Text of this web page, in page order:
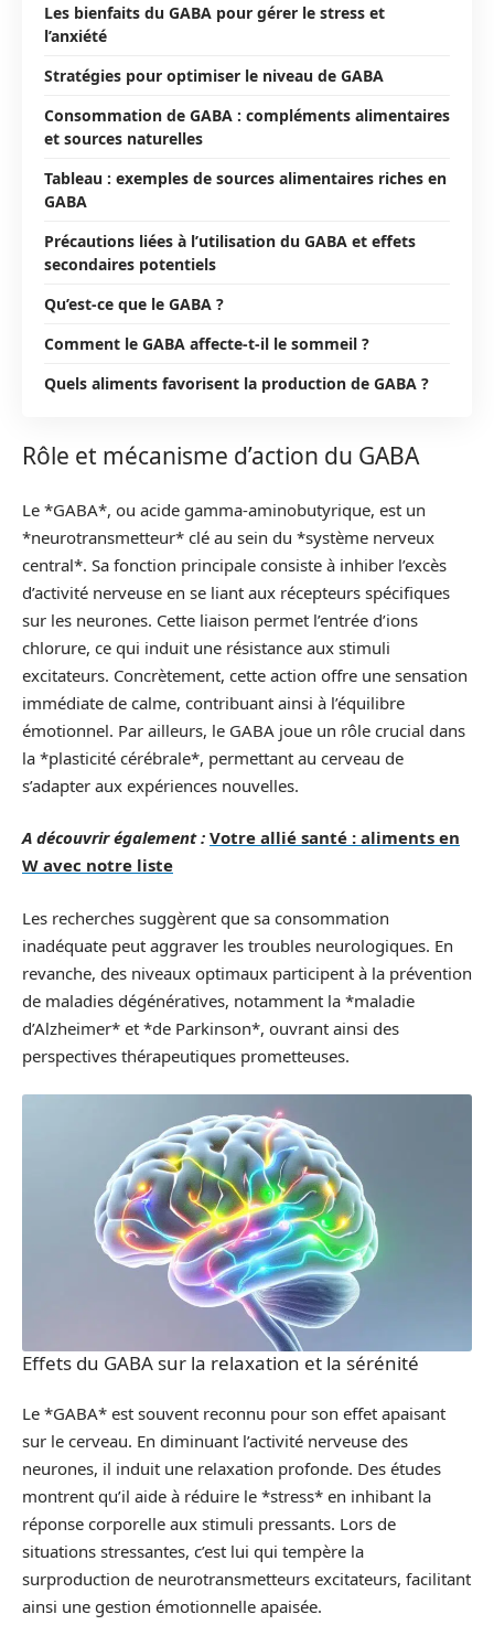
Les bienfaits du GABA pour gérer le stress et
l’anxiété
Stratégies pour optimiser le niveau de GABA
Consommation de GABA : compléments alimentaires
et sources naturelles
Tableau : exemples de sources alimentaires riches en
GABA
Précautions liées à l’utilisation du GABA et effets
secondaires potentiels
Qu’est-ce que le GABA ?
Comment le GABA affecte-t-il le sommeil ?
Quels aliments favorisent la production de GABA ?
Rôle et mécanisme d’action du GABA
Le *GABA*, ou acide gamma-aminobutyrique, est un
*neurotransmetteur* clé au sein du *système nerveux
central*. Sa fonction principale consiste à inhiber l’excès
d’activité nerveuse en se liant aux récepteurs spécifiques
sur les neurones. Cette liaison permet l’entrée d’ions
chlorure, ce qui induit une résistance aux stimuli
excitateurs. Concrètement, cette action offre une sensation
immédiate de calme, contribuant ainsi à l’équilibre
émotionnel. Par ailleurs, le GABA joue un rôle crucial dans
la *plasticité cérébrale*, permettant au cerveau de
s’adapter aux expériences nouvelles.
A découvrir également : Votre allié santé : aliments en
W avec notre liste
Les recherches suggèrent que sa consommation
inadéquate peut aggraver les troubles neurologiques. En
revanche, des niveaux optimaux participent à la prévention
de maladies dégénératives, notamment la *maladie
d’Alzheimer* et *de Parkinson*, ouvrant ainsi des
perspectives thérapeutiques prometteuses.
Effets du GABA sur la relaxation et la sérénité
Le *GABA* est souvent reconnu pour son effet apaisant
sur le cerveau. En diminuant l’activité nerveuse des
neurones, il induit une relaxation profonde. Des études
montrent qu’il aide à réduire le *stress* en inhibant la
réponse corporelle aux stimuli pressants. Lors de
situations stressantes, c’est lui qui tempère la
surproduction de neurotransmetteurs excitateurs, facilitant
ainsi une gestion émotionnelle apaisée.